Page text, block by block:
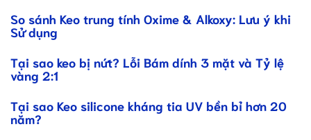
So sánh Keo trung tính Oxime & Alkoxy: Lưu ý khi
Sử dụng
Tại sao keo bị nứt? Lỗi Bám dính 3 mặt và Tỷ lệ
vàng 2:1
Tại sao Keo silicone kháng tia UV bền bỉ hơn 20
năm?